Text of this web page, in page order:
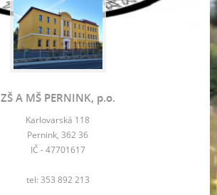
ZŠ A MŠ PERNINK, p.o.
Karlovarská 118
Pernink, 362 36
IČ - 47701617
tel: 353 892 213